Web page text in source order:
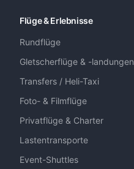
Flüge & Erlebnisse
Rundflüge
Gletscherflüge & -landungen
Transfers / Heli-Taxi
Foto- & Filmflüge
Privatflüge & Charter
Lastentransporte
Event-Shuttles